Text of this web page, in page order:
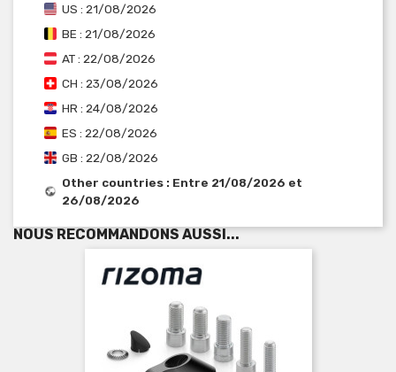
US : 21/08/2026
BE : 21/08/2026
AT : 22/08/2026
CH : 23/08/2026
HR : 24/08/2026
ES : 22/08/2026
GB : 22/08/2026
Other countries : Entre 21/08/2026 et
26/08/2026
NOUS RECOMMANDONS AUSSI...